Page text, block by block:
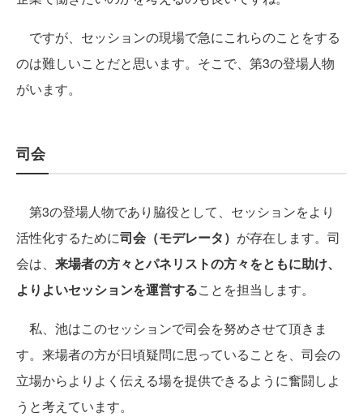
ですが、セッションの現場で急にこれらのことをする
のは難しいことだと思います。そこで、第3の登場人物
がいます。
司会
第3の登場人物であり脇役として、セッションをより
活性化するために司会（モデレータ） が存在します。司
会は、 来場者の方々とパネリストの方々をともに助け、
よりよいセッションを運営することを担当します。
私、池はこのセッションで司会を努めさせて頂きま
す。来場者の方が日頃疑問に思っていることを、司会の
立場からよりよく伝える場を提供できるように奮闘しよ
うと考えています。